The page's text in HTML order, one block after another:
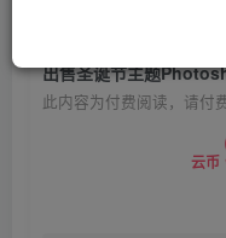
出售圣诞节主题
此内容为付费阅读，请付
云币